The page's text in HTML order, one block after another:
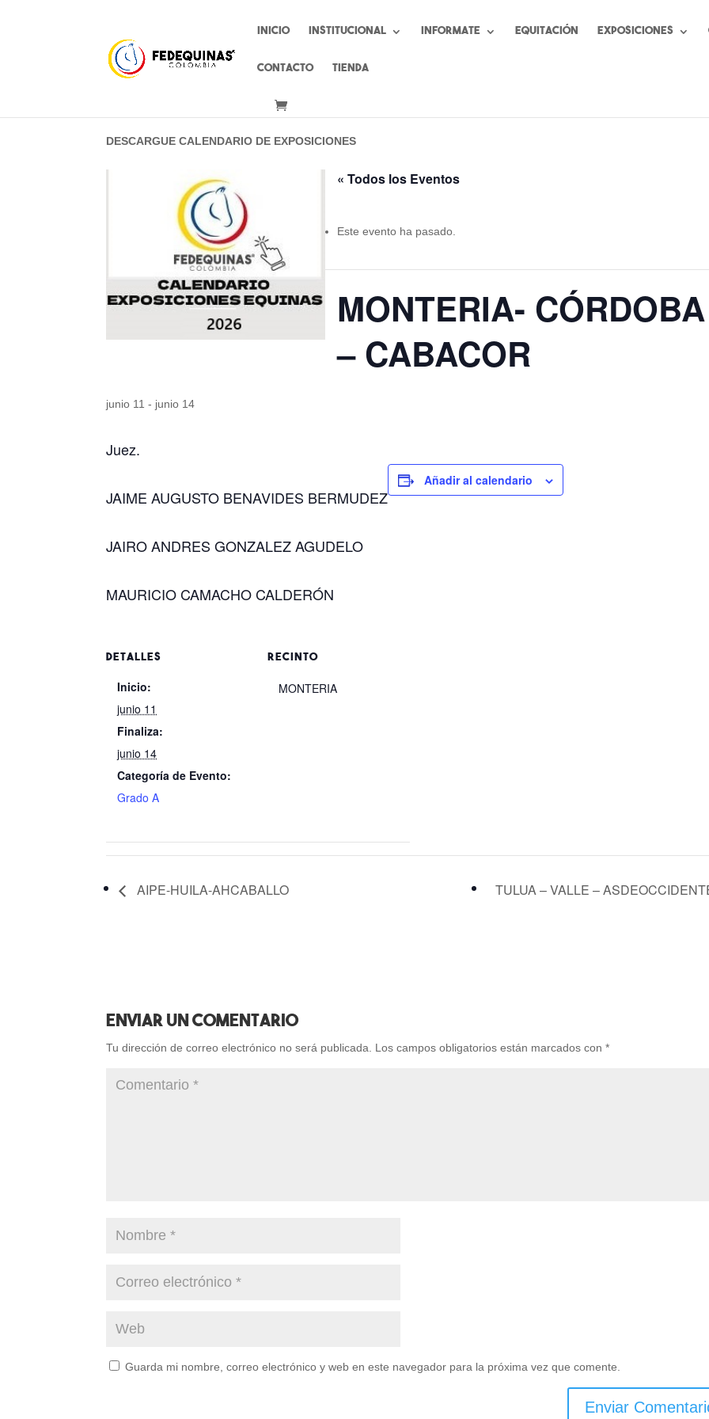
Inicio Institucional Informate Equitación Exposiciones
Contacto Tienda
DESCARGUE CALENDARIO DE EXPOSICIONES
« Todos los Eventos
Este evento ha pasado.
MONTERIA- CÓRDOBA
– CABACOR
junio 11 - junio 14
Juez.
JAIME AUGUSTO BENAVIDES BERMUDEZ
JAIRO ANDRES GONZALEZ AGUDELO
MAURICIO CAMACHO CALDERÓN
Añadir al calendario
DETALLES
Inicio:
junio 11
Finaliza:
junio 14
Categoría de Evento:
Grado A
RECINTO
MONTERIA
AIPE-HUILA-AHCABALLO TULUA – VALLE –
Enviar Un Comentario
Tu dirección de correo electrónico no será publicada. Los campos obligatorios están marcados con*
Guarda mi nombre, correo electrónico y web en este navegador para la próxima vez que comente.